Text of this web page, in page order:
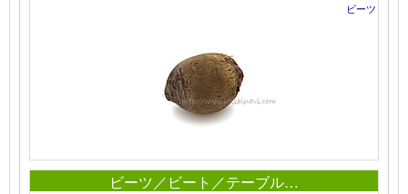
ビーツ
ビーツ／ビート／テーブル…